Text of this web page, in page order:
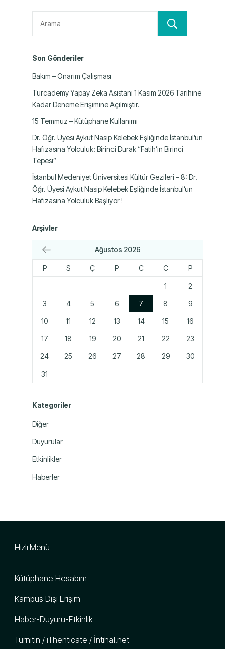
Son Gönderiler
Bakım – Onarım Çalışması
Turcademy Yapay Zeka Asistanı 1 Kasım 2026 Tarihine
Kadar Deneme Erişimine Açılmıştır.
15 Temmuz – Kütüphane Kullanımı
Dr. Öğr. Üyesi Aykut Nasip Kelebek Eşliğinde İstanbul’un
Hafızasına Yolculuk: Birinci Durak “Fatih’in Birinci
Tepesi”
İstanbul Medeniyet Üniversitesi Kültür Gezileri – 8: Dr.
Öğr. Üyesi Aykut Nasip Kelebek Eşliğinde İstanbul’un
Hafızasına Yolculuk Başlıyor !
Arşivler
Ağustos 2026
P S Ç P C C P
1 2
3 4 5 6 7 8 9
10 11 12 13 14 15 16
17 18 19 20 21 22 23
24 25 26 27 28 29 30
31
Kategoriler
Diğer
Duyurular
Etkinlikler
Haberler
Hızlı Menü
Kütüphane Hesabım
Kampüs Dışı Erişim
Haber-Duyuru-Etkinlik
Turnitin / iThenticate / İntihal.net